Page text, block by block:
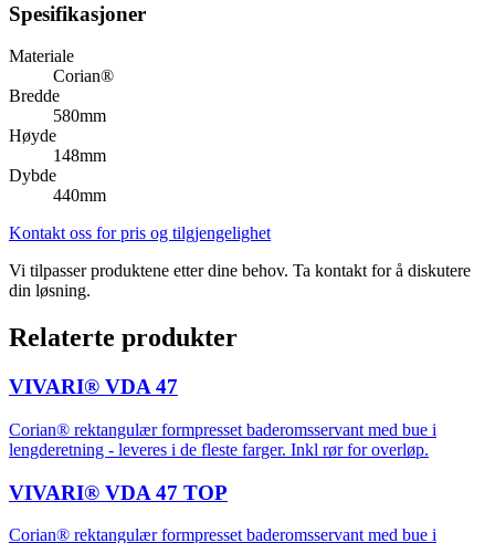
Spesifikasjoner
Materiale
Corian®
Bredde
580mm
Høyde
148mm
Dybde
440mm
Kontakt oss for pris og tilgjengelighet
Vi tilpasser produktene etter dine behov. Ta kontakt for å diskutere
din løsning.
Relaterte produkter
VIVARI® VDA 47
Corian® rektangulær formpresset baderomsservant med bue i
lengderetning - leveres i de fleste farger. Inkl rør for overløp.
VIVARI® VDA 47 TOP
Corian® rektangulær formpresset baderomsservant med bue i